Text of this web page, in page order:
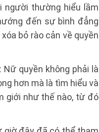
người thường hiểu lầm
đến sự bình đẳng
bỏ rào cản về quyền
Nữ quyền không phải là
hơn mà là tìm hiểu và
giới như thế nào, từ đó